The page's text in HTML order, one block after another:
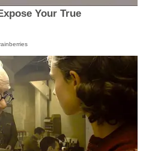
Your True